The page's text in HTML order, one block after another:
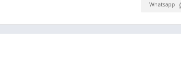
Whatsapp